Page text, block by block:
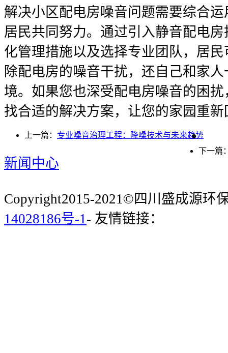
解决小区配电房噪音问题需要综合
居民共同努力。通过引入静音配电
化管理措施以及选择专业团队，居
除配电房的噪音干扰，还自己和家
境。如果您也深受配电房噪音的困
找合适的解决方案，让您的家园重
上一篇： 专业噪音治理工程：降噪技术与未来趋势
下一篇
新闻中心
Copyright2015-2021©四川盛成源环
14028186号-1 - 友情链接：